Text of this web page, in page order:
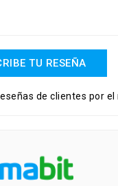
TU RESEÑA
de clientes por el